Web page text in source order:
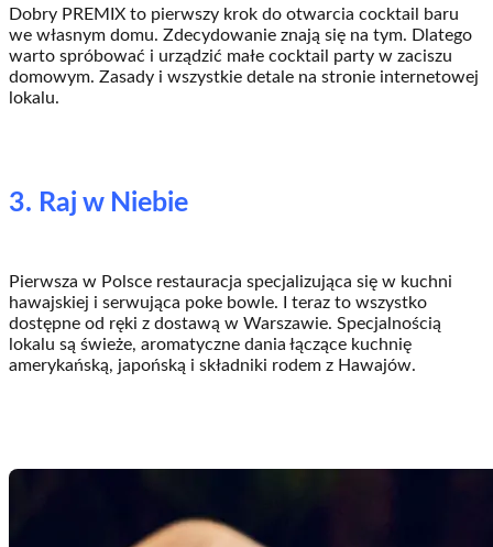
Dobry PREMIX to pierwszy krok do otwarcia cocktail baru
we własnym domu. Zdecydowanie znają się na tym. Dlatego
warto spróbować i urządzić małe cocktail party w zaciszu
domowym. Zasady i wszystkie detale na stronie internetowej
lokalu.
3. Raj w Niebie
Pierwsza w Polsce restauracja specjalizująca się w kuchni
hawajskiej i serwująca poke bowle. I teraz to wszystko
dostępne od ręki z dostawą w Warszawie. Specjalnością
lokalu są świeże, aromatyczne dania łączące kuchnię
amerykańską, japońską i składniki rodem z Hawajów.